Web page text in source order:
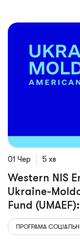
01 Чер 5 хв
Western NIS
Ukraine-
Fund
та Молдови
ПРОГРАМА